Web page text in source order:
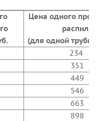
Цена одного
распила
(для одной трубы
234
351
449
546
663
898